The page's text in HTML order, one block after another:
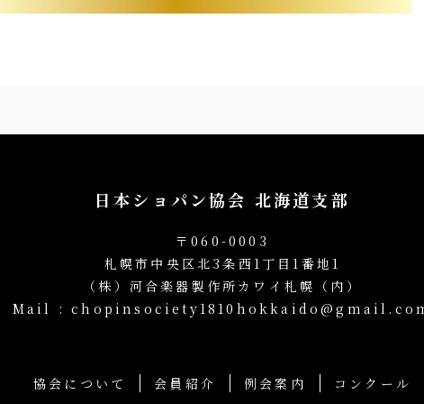
日本ショパン協会 北海道支部
〒060-0003
札幌市中央区北3条西1丁目1番地1
（株）河合楽器製作所カワイ札幌（内）
Mail :
協会について 会員紹介 例会案内 コンクール